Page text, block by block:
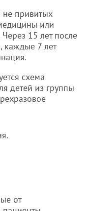
не привитых
или
15 лет после
каждые 7 лет
схема
детей из группы
от